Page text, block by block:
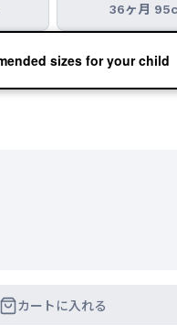
36ヶ月
sizes for your child
カートに入れる